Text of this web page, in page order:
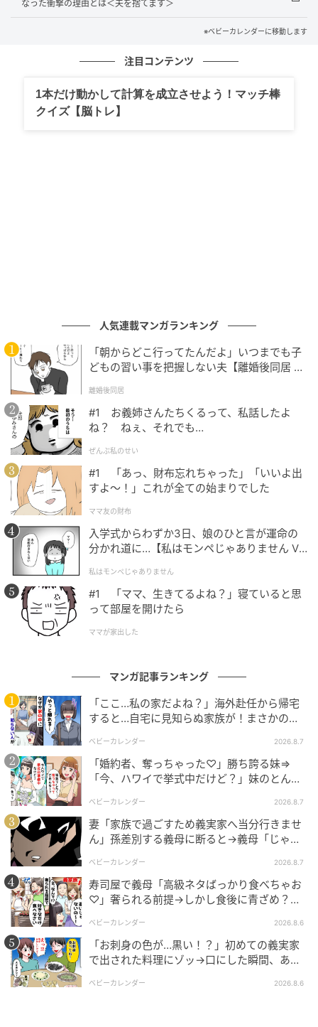
かった。じゃあ、頑張ってね」と即答。そのまま荷物
をまとめ、離婚届を持って実家に帰りました。そして
メッセージを送り、役所に提出。無事に受理され、あ
実家の両親は、裏切られた私のことをとても心配して
再婚して1年、私は実の母親のつもりで息子に接してき
ました。ですが、家事も育児もまったくせず、私を見
下すような態度の元夫を見ていたせいか、息子もまっ
たく私の言うことを聞いてくれませんでした。
離婚成立から2週間ほどたったころ、今後の手続きの件
で元夫と連絡を取ると、家の中はすでに荒れはじめて
いるようでした。転居や解約、財産の引き渡しに必要
な書類へのサインをもらうために家に行くと、息子と
元夫は不倫相手に「あれしろ、これしろ」とわがまま
放題……。
すると不倫相手は、元夫の態度や生活費のことで激
怒。ついに2人は私の目の前で言い争いを始めました。
2人の言い争いを静観していて、からくりがわかりまし
ンド品を見て高収入の会社員だと思い込み、交際を始
めた様子。ところが実際の元夫はフリーターで、ブラ
ンド品も家財も、すべて私のお金でそろえたもの。不
倫相手のほうも、元夫に大手企業勤めだと偽っていた
ようですが、実際には中小企業で派遣社員として働い
ていたのです。お互いに見栄を張り合っていたという
わけでした。
たまらず不倫相手は「やっぱりいらない！ 旦那さんも
息子くんも、あなたに返す！」と私に向かって叫んで
きました。さらに、息子のやんちゃぶりまで私のせい
だと責め立ててきたので、私はこう伝えました。
「私も手を焼いていたの。歩み寄ろうといろいろ試し
たけど、全然心を開いてくれなくて……。私の実の息子
なった衝撃の理由とは＜夫を捨てます＞
※ベビーカレンダーに移動します
注目コンテンツ
1本だけ動かして計算を成立させよう！マッチ棒
クイズ【脳トレ】
人気連載マンガランキング
「朝からどこ行ってたんだよ」いつまでも子
どもの習い事を把握しない夫【離婚後同居 Vo
離婚後同居
#1 お義姉さんたちくるって、私話したよ
ね？ ねぇ、それでも…
ぜんぶ私のせい
#1 「あっ、財布忘れちゃった」「いいよ出
すよ〜！」これが全ての始まりでした
ママ友の財布
入学式からわずか3日、娘のひと言が運命の
分かれ道に…【私はモンペじゃありません Vo
私はモンペじゃありません
#1 「ママ、生きてるよね？」寝ていると思
って部屋を開けたら
ママが家出した
マンガ記事ランキング
「ここ…私の家だよね？」海外赴任から帰宅
すると…自宅に見知らぬ家族が！まさかの真
ベビーカレンダー 2026.8.7
「婚約者、奪っちゃった♡」勝ち誇る妹⇒
「今、ハワイで挙式中だけど？」妹のとんで
ベビーカレンダー 2026.8.7
妻「家族で過ごすため義実家へ当分行きませ
ん」孫差別する義母に断ると→義母「じゃ
ベビーカレンダー 2026.8.7
寿司屋で義母「高級ネタばっかり食べちゃお
♡」奢られる前提→しかし食後に青ざめ？通
ベビーカレンダー 2026.8.6
「お刺身の色が…黒い！？」初めての義実家
で出された料理にゾッ→口にした瞬間、あ
ベビーカレンダー 2026.8.6